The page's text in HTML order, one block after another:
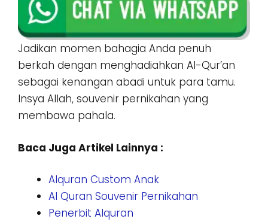
Jadikan momen bahagia Anda penuh
berkah dengan menghadiahkan Al-Qur’an
sebagai kenangan abadi untuk para tamu.
Insya Allah, souvenir pernikahan yang
membawa pahala.
Baca Juga Artikel Lainnya :
Alquran Custom Anak
Al Quran Souvenir Pernikahan
Penerbit Alquran